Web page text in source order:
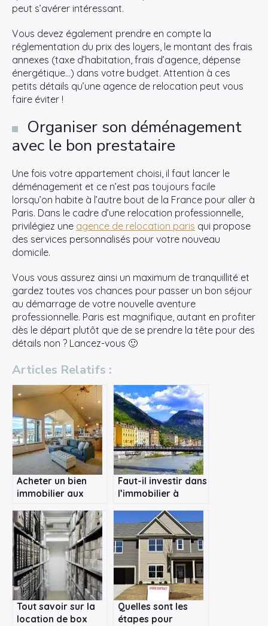
peut s’avérer intéressant.
Vous devez également prendre en compte la
réglementation du prix des loyers, le montant des frais
annexes (taxe d’habitation, frais d’agence, dépense
énergétique…) dans votre budget. Attention à ces
petits détails qu’une agence de relocation peut vous
faire éviter !
Organiser son déménagement
avec le bon prestataire
Une fois votre appartement choisi, il faut lancer le
déménagement et ce n’est pas toujours facile
lorsqu’on habite à l’autre bout de la France pour aller à
Paris. Dans le cadre d’une relocation professionnelle,
privilégiez une agence de relocation paris qui propose
des services personnalisés pour votre nouveau
domicile.
Vous vous assurez ainsi un maximum de tranquillité et
gardez toutes vos chances pour passer un bon séjour
au démarrage de votre nouvelle aventure
professionnelle. Paris est magnifique, autant en profiter
dès le départ plutôt que de se prendre la tête pour des
détails non ? Lancez-vous 🙂
Articles Relatifs :
Acheter un bien
immobilier aux
Faut-il investir dans
l’immobilier à
Tout savoir sur la
location de box
Quelles sont les
étapes pour
×
Rechercher